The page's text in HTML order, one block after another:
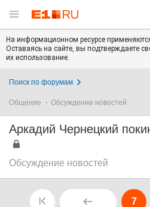
На информационном ресурсе
Оставаясь на сайте, вы подтверждаете
их использование.
Поиск по форумам
Общение Обсуждение новостей
Аркадий Чернецкий
Обсуждение новостей
7